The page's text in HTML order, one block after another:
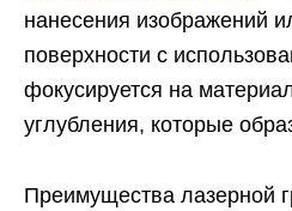
нанесения изображений
поверхности с
фокусируется на
углубления, которые
Преимущества лазерной